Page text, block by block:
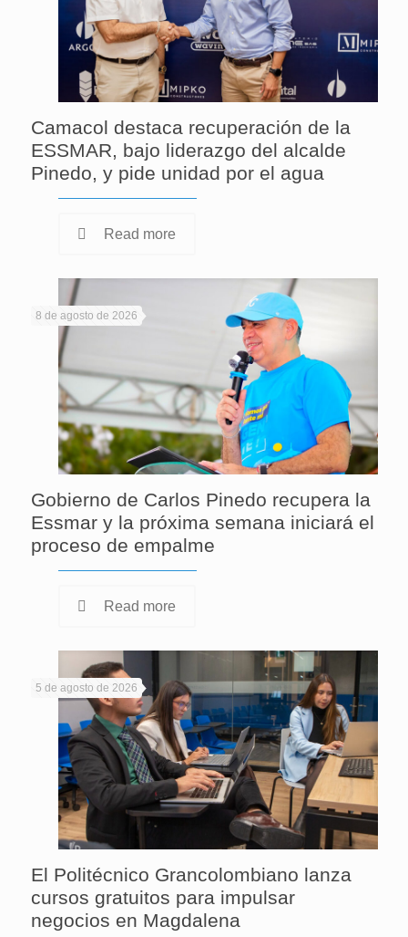
Camacol destaca recuperación de la
ESSMAR, bajo liderazgo del alcalde
Pinedo, y pide unidad por el agua
Read more
8 de agosto de 2026
Gobierno de Carlos Pinedo recupera la
Essmar y la próxima semana iniciará el
proceso de empalme
Read more
5 de agosto de 2026
El Politécnico Grancolombiano lanza
cursos gratuitos para impulsar
negocios en Magdalena